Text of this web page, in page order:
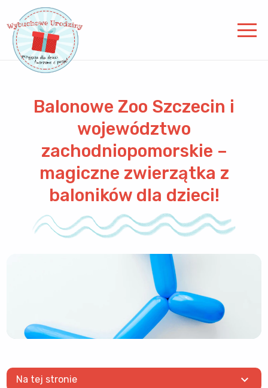
Balonowe Zoo Szczecin i
województwo
zachodniopomorskie –
magiczne zwierzątka z
baloników dla dzieci!
Na tej stronie expand_more